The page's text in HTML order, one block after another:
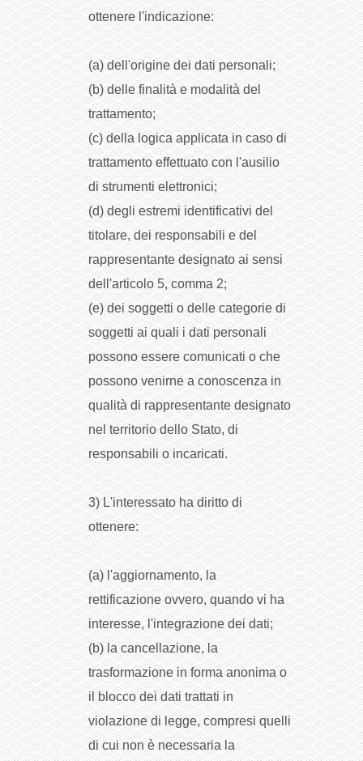
ottenere l'indicazione:
(a) dell'origine dei dati personali;
(b) delle finalità e modalità del
trattamento;
(c) della logica applicata in caso di
trattamento effettuato con l'ausilio
di strumenti elettronici;
(d) degli estremi identificativi del
titolare, dei responsabili e del
rappresentante designato ai sensi
dell'articolo 5, comma 2;
(e) dei soggetti o delle categorie di
soggetti ai quali i dati personali
possono essere comunicati o che
possono venirne a conoscenza in
qualità di rappresentante designato
nel territorio dello Stato, di
responsabili o incaricati.
3) L'interessato ha diritto di
ottenere:
(a) l'aggiornamento, la
rettificazione ovvero, quando vi ha
interesse, l'integrazione dei dati;
(b) la cancellazione, la
trasformazione in forma anonima o
il blocco dei dati trattati in
violazione di legge, compresi quelli
di cui non è necessaria la